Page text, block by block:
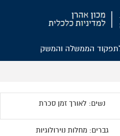
הממשלה והמשק
נשים: לאורך זמן סכרת
גברים: מחלות נוירולוגיות